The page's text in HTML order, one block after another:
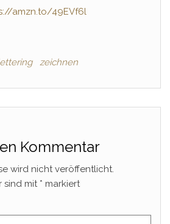
amzn.to/49EVf6l
zeichnen
Kommentar
wird nicht veröffentlicht.
sind mit * markiert